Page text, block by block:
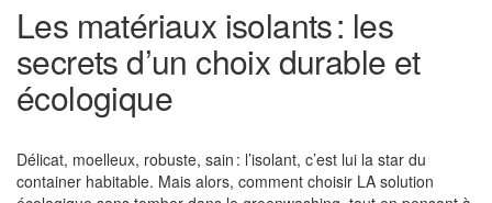
Les matériaux isolants : les
secrets d’un choix durable et
écologique
Délicat, moelleux, robuste, sain : l’isolant, c’est lui la star du
container habitable. Mais alors, comment choisir LA solution